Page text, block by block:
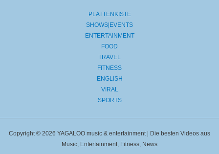
PLATTENKISTE
SHOWS|EVENTS
ENTERTAINMENT
FOOD
TRAVEL
FITNESS
ENGLISH
VIRAL
SPORTS
Copyright © 2026 YAGALOO music & entertainment | Die besten Videos aus
Music, Entertainment, Fitness, News